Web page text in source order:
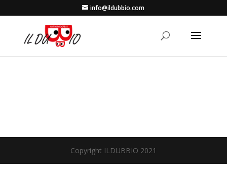
info@ildubbio.com
Copyright ILDUBBIO 2021